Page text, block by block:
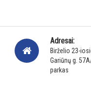
Adresai:
Birželio 23-
Gariūnų g.
parkas